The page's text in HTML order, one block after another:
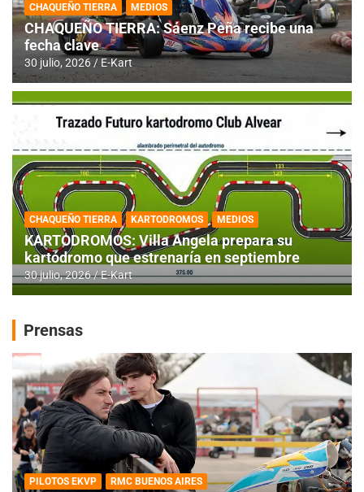
CHAQUEÑO TIERRA MEDIOS
CHAQUEÑO TIERRA: Sáenz Peña recibe una
fecha clave
30 julio, 2026 E-Kart
CHAQUEÑO TIERRA KARTODROMOS MEDIOS
KARTODROMOS: Villa Angela prepara su
kartódromo que estrenaría en septiembre
30 julio, 2026 E-Kart
Prensas
PILOTOS EKVP RMC BUENOS AIRES